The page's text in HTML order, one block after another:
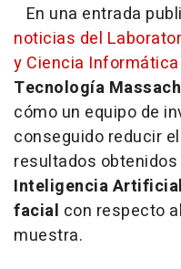
En una entrada
noticias del
y Ciencia Informática
Tecnología
cómo un equipo de
conseguido reducir
resultados
Inteligencia
facial con respecto
muestra.